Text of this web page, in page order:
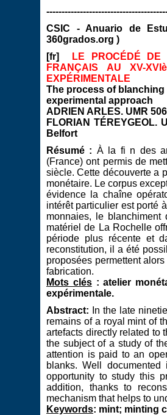
CSIC - Anuario de
360grados.org )
[fr]
LE PROCÉDÉ DE
FRANÇAIS AU XV-
EXPÉRIMENTALE
The process of
experimental approach
ADRIEN ARLES. UMR
FLORIAN TÉREYGEOL.
Belfort
Résumé : À la fi n des
(France) ont permis de
siècle. Cette découverte a
monétaire. Le corpus
évidence la chaîne
intérêt particulier est porté
monnaies, le
matériel de La Rochelle
période plus récente et
reconstitution, il a été
proposées permettent
fabrication.
Mots clés: atelier
expérimentale.
Abstract: In the late
remains of a royal mint of
artefacts directly related to
the subject of a study of
attention is paid to an
blanks. Well
opportunity to study this
addition, thanks to
mechanism that helps to
Keywords: mint; minting